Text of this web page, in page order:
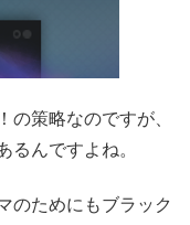
の策略なのですが、
るんですよね。
のためにもブラック